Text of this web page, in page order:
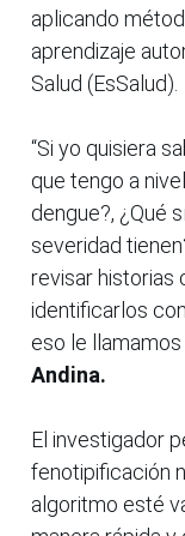
aplicando
aprendizaje
Salud (EsSalud).
“Si yo quisiera
que tengo a
dengue?, ¿Qué
severidad
revisar historias
identificarlos
eso le
Andina.
El investigador
fenotipificación
algoritmo esté